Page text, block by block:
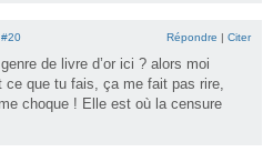
#20 Répondre | Citer
de livre d’or ici ? alors moi
ce que tu fais, ça me fait pas rire,
choque ! Elle est où la censure